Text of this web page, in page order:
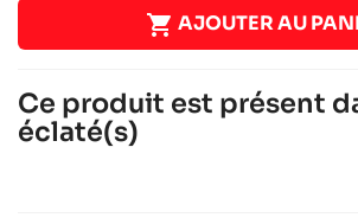
 AJOUTER AU
Ce produit est présent
éclaté(s)